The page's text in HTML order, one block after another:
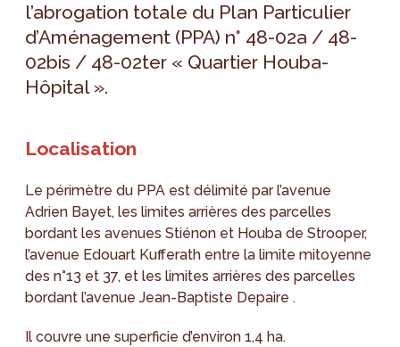
l’abrogation totale du Plan Particulier
d’Aménagement (PPA) n° 48-02a / 48-
02bis / 48-02ter « Quartier Houba-
Hôpital ».
Localisation
Le périmètre du PPA est délimité par l’avenue
Adrien Bayet, les limites arrières des parcelles
bordant les avenues Stiénon et Houba de Strooper,
l’avenue Edouart Kufferath entre la limite mitoyenne
des n°13 et 37, et les limites arrières des parcelles
bordant l’avenue Jean-Baptiste Depaire .
Il couvre une superficie d’environ 1,4 ha.